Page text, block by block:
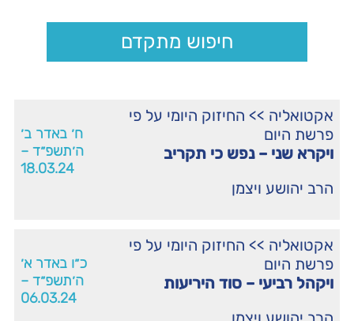
אקטואליה >> החיזוק היומי על פי
פרשת היום
ויקרא שני – נפש כי תקריב
הרב יהושע ויצמן
ח׳ באדר ב׳
ה׳תשפ״ד –
18.03.24
אקטואליה >> החיזוק היומי על פי
פרשת היום
ויקהל רביעי – סוד היריעות
כ״ו באדר א׳
ה׳תשפ״ד –
06.03.24
חיפוש מתקדם